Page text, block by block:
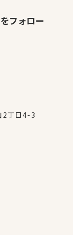
フォロー
2丁目4-3